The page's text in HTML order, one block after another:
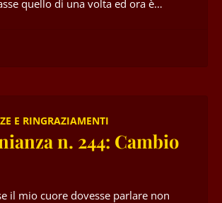
quello di una volta ed ora è…
E RINGRAZIAMENTI
n. 244: Cambio
il mio cuore dovesse parlare non